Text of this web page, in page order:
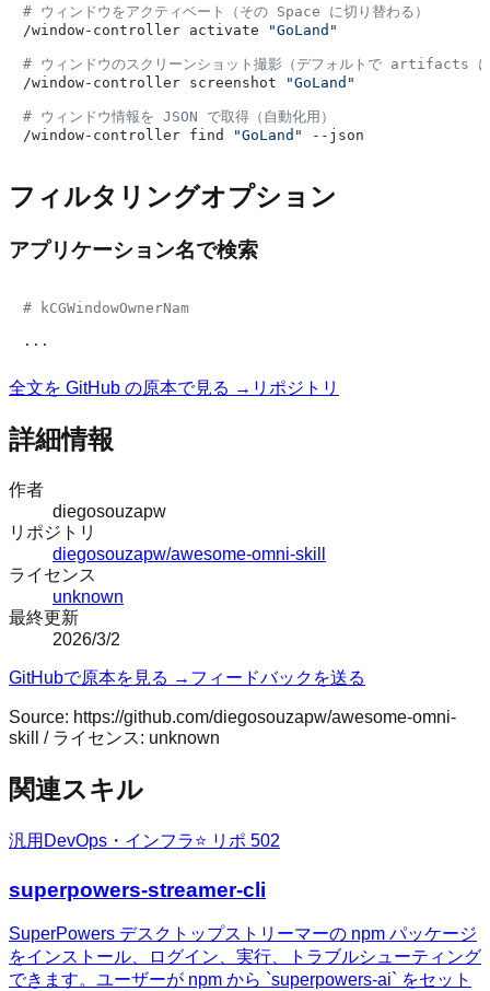
# ウィンドウをアクティベート（その Space に切り替わる）
/window-controller activate
"GoLand"
# ウィンドウのスクリーンショット撮影（デフォルトで artifacts
/window-controller screenshot
"GoLand"
# ウィンドウ情報を JSON で取得（自動化用）
/window-controller find
"GoLand"
フィルタリングオプション
アプリケーション名で検索
# kCGWindowOwnerNam
全文を GitHub の原本で見る → リポジトリ
詳細情報
作者
diegosouzapw
リポジトリ
diegosouzapw/awesome-omni-skill
ライセンス
unknown
最終更新
2026/3/2
GitHubで原本を見る → フィードバックを送る
Source: https://github.com/diegosouzapw/awesome-omni-
skill
/ ライセンス: unknown
関連スキル
汎用 DevOps・インフラ⭐ リポ 502
superpowers-streamer-cli
SuperPowers デスクトップストリーマーの npm パッケージ
をインストール、ログイン、実行、トラブルシューティング
できます。ユーザーが npm から `superpowers-ai` をセット